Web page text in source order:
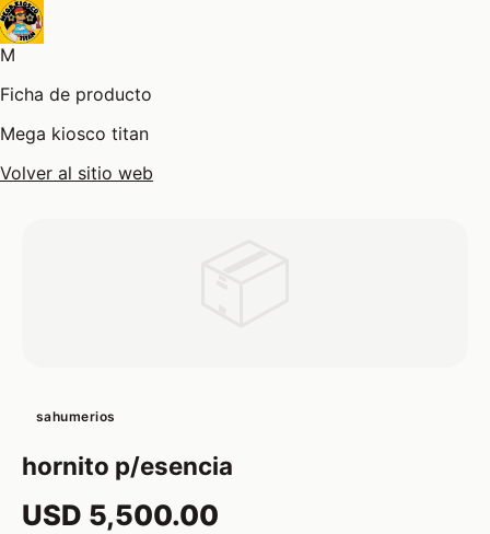
M
Ficha de producto
Mega kiosco titan
Volver al sitio web
sahumerios
hornito p/esencia
USD 5,500.00